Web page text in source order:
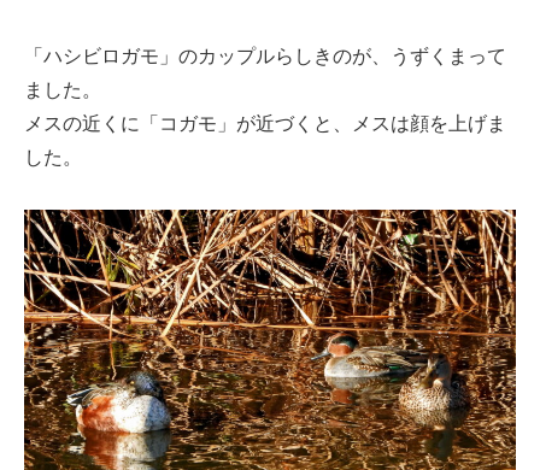
「ハシビロガモ」のカップルらしきのが、うずくまって
ました。
メスの近くに「コガモ」が近づくと、メスは顔を上げま
した。